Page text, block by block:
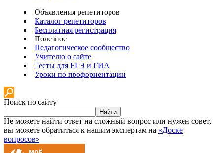
Объявления репетиторов
Каталог репетиторов
Бесплатная регистрация
Полезное
Педагогическое сообщество
Учителю о сайте
Тесты для ЕГЭ и ГИА
Уроки по профориентации
Поиск по сайту
Найти
Не можете найти ответ на сложный вопрос или нужен совет,
вы можете обратиться к нашим экспертам на «Доске
вопросов»